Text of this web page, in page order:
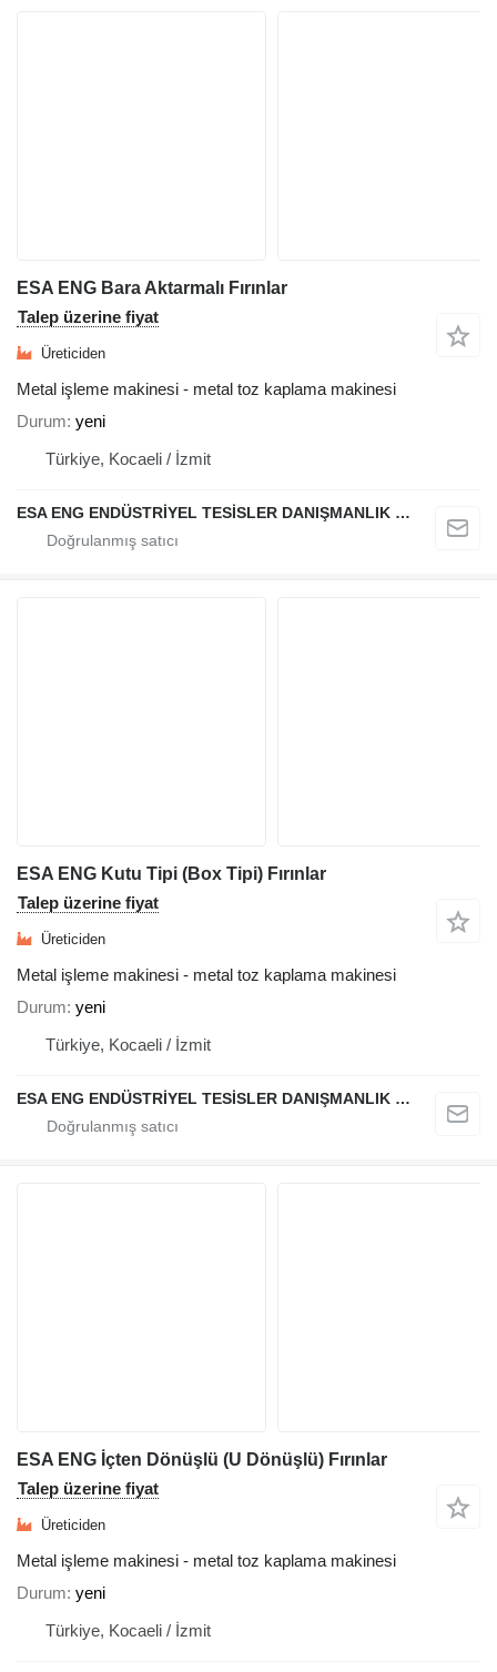
ESA ENG Bara Aktarmalı Fırınlar
Talep üzerine fiyat
Üreticiden
Metal işleme makinesi - metal toz kaplama makinesi
Durum yeni
Türkiye, Kocaeli / İzmit
ESA ENG ENDÜSTRİYEL TESİSLER DANIŞMANLIK DIŞ TİCARET VE SANAYİ LİMİTED ŞİRKETİ
ESA ENG Kutu Tipi (Box Tipi) Fırınlar
Talep üzerine fiyat
Üreticiden
Metal işleme makinesi - metal toz kaplama makinesi
Durum yeni
Türkiye, Kocaeli / İzmit
ESA ENG ENDÜSTRİYEL TESİSLER DANIŞMANLIK DIŞ TİCARET VE SANAYİ LİMİTED ŞİRKETİ
ESA ENG İçten Dönüşlü (U Dönüşlü) Fırınlar
Talep üzerine fiyat
Üreticiden
Metal işleme makinesi - metal toz kaplama makinesi
Durum yeni
Türkiye, Kocaeli / İzmit